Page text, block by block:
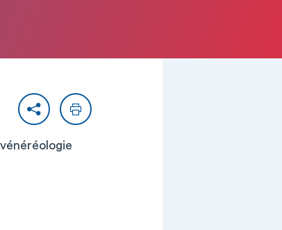
PartagerImprimer